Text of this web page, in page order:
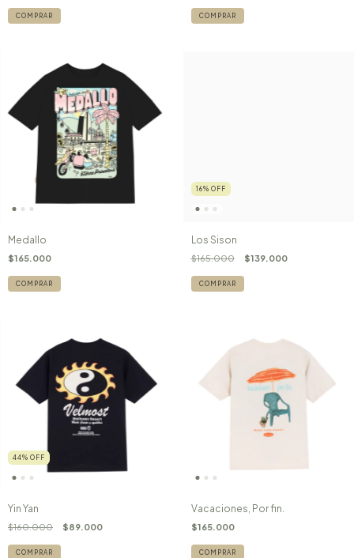
COMPRAR COMPRAR
Medallo
$165.000
COMPRAR
16% OFF
Los Sison
$165.000 $139.000
COMPRAR
44% OFF
Yin Yan
$160.000 $89.000
COMPRAR
Vacaciones, Por fin.
$165.000
COMPRAR